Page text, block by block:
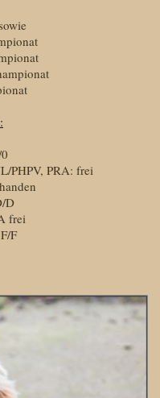
PHPV, PRA: frei
D
frei
F